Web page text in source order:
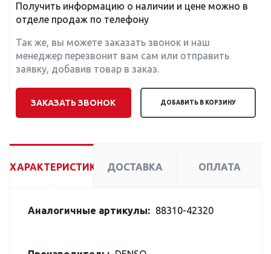
Получить информацию о наличии и цене можно в
отделе продаж по телефону
Так же, вы можете заказать звонок и наш
менеджер перезвонит вам сам или отправить
заявку, добавив товар в заказ.
ЗАКАЗАТЬ ЗВОНОК ДОБАВИТЬ В КОРЗИНУ
ХАРАКТЕРИСТИКИ ДОСТАВКА ОПЛАТА
Аналогичные артикулы: 88310-42320